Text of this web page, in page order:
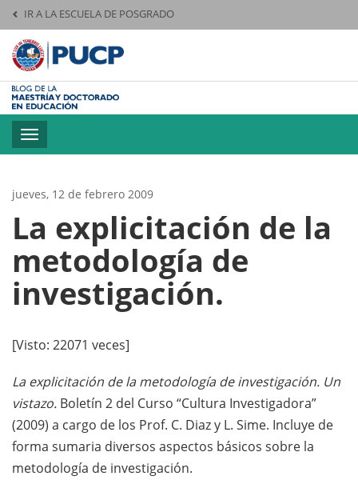
IR A LA ESCUELA DE POSGRADO
Pontificia
Toggle
navigation
jueves, 12 de febrero 2009
La explicitación de la
metodología de
investigación.
[Visto: 22071 veces]
La explicitación de la metodología de investigación. Un
vistazo. Boletín 2 del Curso “Cultura Investigadora”
(2009) a cargo de los Prof. C. Diaz y L. Sime. Incluye de
forma sumaria diversos aspectos básicos sobre la
metodología de investigación.